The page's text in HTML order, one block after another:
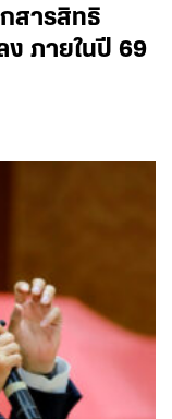
สารสิทธิ
ง ภายในปี 69